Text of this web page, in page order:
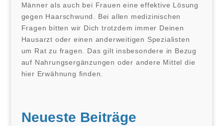
Männer als auch bei Frauen eine effektive Lösung
gegen Haarschwund. Bei allen medizinischen
Fragen bitten wir Dich trotzdem immer Deinen
Hausarzt oder einen anderweitigen Spezialisten
um Rat zu fragen. Das gilt insbesondere in Bezug
auf Nahrungsergänzungen oder andere Mittel die
hier Erwähnung finden.
Neueste Beiträge